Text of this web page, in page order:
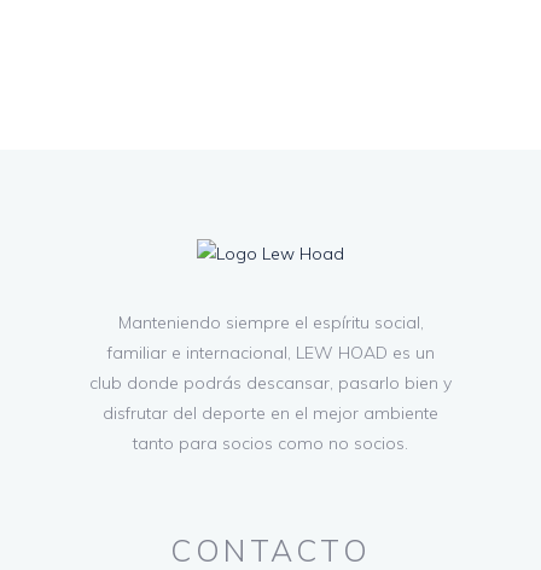
Manteniendo siempre el espíritu social,
familiar e internacional, LEW HOAD es un
club donde podrás descansar, pasarlo bien y
disfrutar del deporte en el mejor ambiente
tanto para socios como no socios.
CONTACTO